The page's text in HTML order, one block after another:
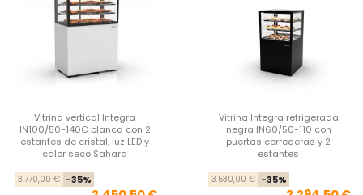
Vitrina vertical Integra
IN100/50-140C blanca con 2
estantes de cristal, luz LED y
calor seco Sahara
Precio base
3.770,00 € -35%
Vitrina Integra refrigerada
negra IN60/50-110 con
puertas correderas y 2
estantes
3.530,00 € -35%